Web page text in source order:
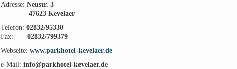
Adresse: Neustr. 3
47623 Kevelaer
Telefon: 02832/95330
Fax: 02832/799379
Webseite: www.parkhotel-kevelaer.de
e-Mail: info@parkhotel-kevelaer.de